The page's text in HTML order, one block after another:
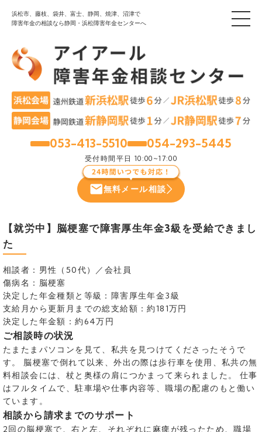
浜松市、藤枝、袋井、富士、静岡、焼津、沼津で
障害年金の相談なら静岡・浜松障害年金センターへ
053-413-5510 054-293-5445
受付時間 平日 10:00~17:00
無料メール相談
【就労中】脳梗塞で障害厚生年金3級を受給できまし
た
相談者：男性（50代）／会社員
傷病名：脳梗塞
決定した年金種類と等級：障害厚生年金3級
支給月から更新月までの総支給額：約181万円
決定した年金額：約64万円
ご相談時の状況
たまたまパソコンを見て、私共を見つけてくださったそうで
す。 脳梗塞で倒れて以来、外出の際は歩行車を使用、私共の無
料相談会には、杖と奥様の肩につかまって来られました。 仕事
はフルタイムで、駐車場や仕事内容等、職場の配慮のもと働い
ています。
相談から請求までのサポート
2回の脳梗塞で、右と左、それぞれに麻痺が残ったため、職場